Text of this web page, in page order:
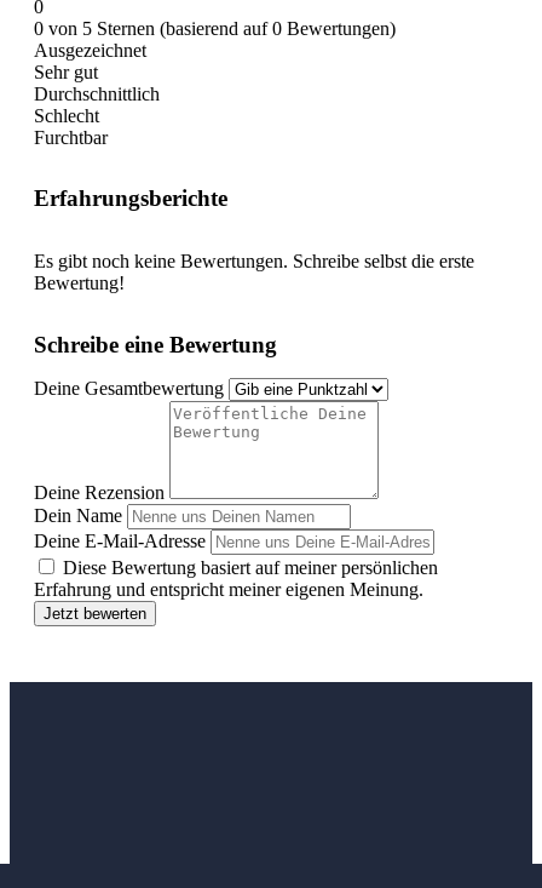
0
0 von 5 Sternen (basierend auf 0 Bewertungen)
Ausgezeichnet
Sehr gut
Durchschnittlich
Schlecht
Furchtbar
Erfahrungsberichte
Es gibt noch keine Bewertungen. Schreibe selbst die erste
Bewertung!
Schreibe eine Bewertung
Deine Gesamtbewertung
Deine Rezension
Dein Name
Deine E-Mail-Adresse
Diese Bewertung basiert auf meiner persönlichen
Erfahrung und entspricht meiner eigenen Meinung.
Jetzt bewerten